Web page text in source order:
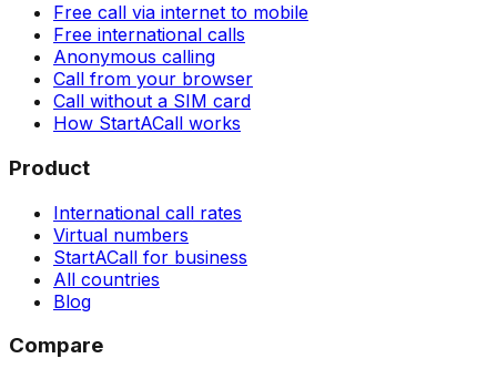
Free call via internet to mobile
Free international calls
Anonymous calling
Call from your browser
Call without a SIM card
How StartACall works
Product
International call rates
Virtual numbers
StartACall for business
All countries
Blog
Compare